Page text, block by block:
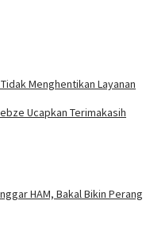
Menghentikan Layanan
Ucapkan Terimakasih
HAM, Bakal Bikin Perang